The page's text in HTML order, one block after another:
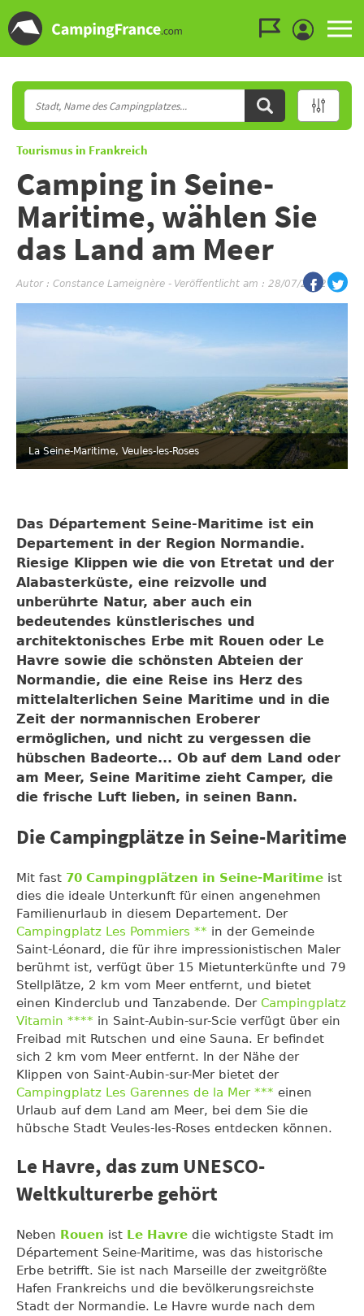
Tourismus in Frankreich
Camping in Seine-
Maritime, wählen Sie
das Land am Meer
Autor : Constance Lameignère - Veröffentlicht am : 28/07/2022
La Seine-Maritime, Veules-les-Roses
Das Département Seine-Maritime ist ein
Departement in der Region Normandie.
Riesige Klippen wie die von Etretat und der
Alabasterküste, eine reizvolle und
unberührte Natur, aber auch ein
bedeutendes künstlerisches und
architektonisches Erbe mit Rouen oder Le
Havre sowie die schönsten Abteien der
Normandie, die eine Reise ins Herz des
mittelalterlichen Seine Maritime und in die
Zeit der normannischen Eroberer
ermöglichen, und nicht zu vergessen die
hübschen Badeorte... Ob auf dem Land oder
am Meer, Seine Maritime zieht Camper, die
die frische Luft lieben, in seinen Bann.
Die Campingplätze in Seine-Maritime
Mit fast 70 Campingplätzen in Seine-Maritime ist
dies die ideale Unterkunft für einen angenehmen
Familienurlaub in diesem Departement. Der
Campingplatz Les Pommiers ** in der Gemeinde
Saint-Léonard, die für ihre impressionistischen Maler
berühmt ist, verfügt über 15 Mietunterkünfte und 79
Stellplätze, 2 km vom Meer entfernt, und bietet
einen Kinderclub und Tanzabende. Der Campingplatz
Vitamin **** in Saint-Aubin-sur-Scie verfügt über ein
Freibad mit Rutschen und eine Sauna. Er befindet
sich 2 km vom Meer entfernt. In der Nähe der
Klippen von Saint-Aubin-sur-Mer bietet der
Campingplatz Les Garennes de la Mer *** einen
Urlaub auf dem Land am Meer, bei dem Sie die
hübsche Stadt Veules-les-Roses entdecken können.
Le Havre, das zum UNESCO-
Weltkulturerbe gehört
Neben Rouen ist Le Havre die wichtigste Stadt im
Département Seine-Maritime, was das historische
Erbe betrifft. Sie ist nach Marseille der zweitgrößte
Hafen Frankreichs und die bevölkerungsreichste
Stadt der Normandie. Le Havre wurde nach dem